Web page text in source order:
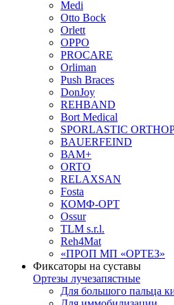
Medi
Otto Bock
Orlett
OPPO
PROCARE
Orliman
Push Braces
DonJoy
REHBAND
Bort Medical
SPORLASTIC
BAUERFEIND
ВАМ+
ORTO
RELAXSAN
Fosta
КОМФ-ОРТ
Ossur
TLM s.r.l.
Reh4Mat
«ПРОП МП «ОРТЕЗ»
Фиксаторы на суставы
Ортезы лучезапястные
Для большого пальца